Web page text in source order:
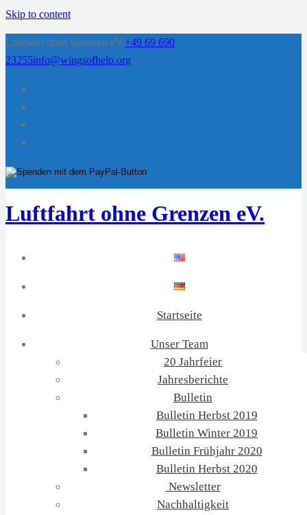
Skip to content
Luftfahrt ohne Grenzen eV.+49 69 690
23255info@wingsofhelp.org
Luftfahrt ohne Grenzen eV.
Startseite
Unser Team
20 Jahrfeier
Jahresberichte
Bulletin
Bulletin Herbst 2019
Bulletin Winter 2019
Bulletin Frühjahr 2020
Bulletin Herbst 2020
Newsletter
Nachhaltigkeit